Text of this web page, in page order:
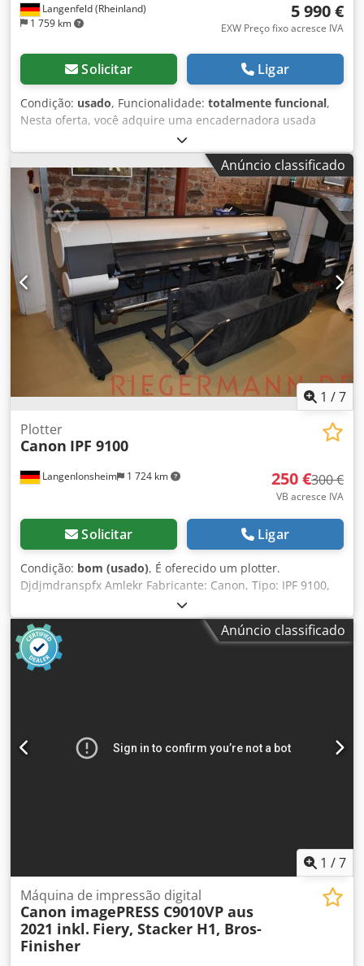
Langenfeld (Rheinland)
1 759 km
5 990 €
EXW Preço fixo acresce IVA
Solicitar Ligar
Condição: usado, Funcionalidade: totalmente funcional,
Nesta oferta, você adquire uma encadernadora usada
"Canon Perfekt Binder -E1" Objeto da venda: 1x Canon
Perfekt Binder -E1: Também dispomos de outras opções de
acabamento e impressoras em estoque. Entre em contato
conosco! Condição: Esta oferta refere-se a um
equipamento usado, que pode apresentar sinais de uso
(pequenos riscos ou amarelamento). O equipamento foi
testado quanto ao funcionamento. Embalagem e envio:
Você pode agendar uma visita para inspecionar o
equipamento durante nosso horário comercial. Marque
uma visita! Embalagem resistente para transporte
marítimo e envio mundial disponíveis sob consulta! Para
mais informações, estamos à disposição para contato
direto. Dksdpfx Ajywulcomlsr
Anúncio classificado
1 /7
Langenlonsheim 1 724 km
Plotter
Canon IPF 9100
250 €300 €
VB acresce IVA
Solicitar Ligar
Condição: bom (usado), É oferecido um plotter.
Djdjmdranspfx Amlekr Fabricante: Canon, Tipo: IPF 9100,
ID-No.: AGL00062 Localização: 50668 Köln,
Anúncio classificado
1 /7
Máquina de impressão digital
Canon imagePRESS C9010VP aus
2021 inkl. Fiery, Stacker H1, Bros-
Finisher